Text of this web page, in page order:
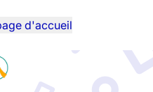
d'accueil